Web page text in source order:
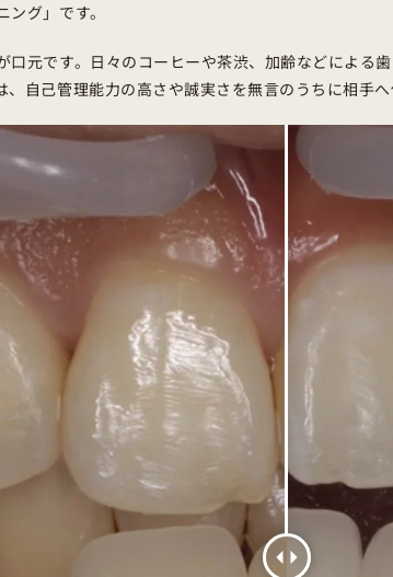
グ」です。
元です。日々のコーヒーや茶渋、加齢などによ
自己管理能力の高さや誠実さを無言のうちに相手